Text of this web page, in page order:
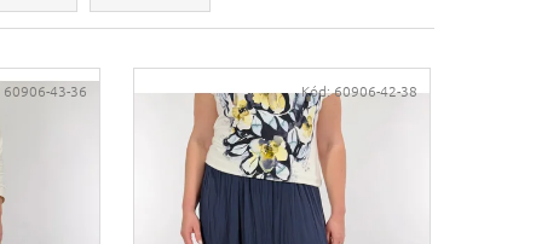
60906-43-36 Kód:60906-42-38